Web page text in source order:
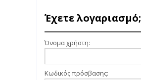
Έχετε λογαριασμό;
Όνομα χρήστη:
Κωδικός πρόσβασης: